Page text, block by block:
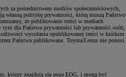
za pośrednictwem mediów społecznościowych,
własną politykę prywatności, którą muszą Państwo
że publikowanie treści w mediach
tym dla Państwa prywatności lub prywatności osób,
wycofania opublikowanej treści w krótkim
Państwa publikowane. Toyota/Lexus nie ponosi
którzy znajdują się poza EOG, i mogą być